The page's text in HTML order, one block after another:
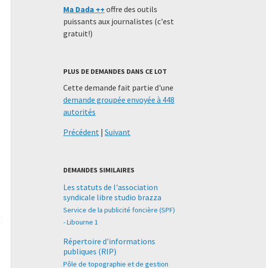
Ma Dada ++ offre des outils
puissants aux journalistes (c'est
gratuit!)
PLUS DE DEMANDES DANS CE LOT
Cette demande fait partie d'une
demande groupée envoyée à 448
autorités
Précédent | Suivant
DEMANDES SIMILAIRES
Les statuts de l'association
syndicale libre studio brazza
Service de la publicité foncière (SPF)
- Libourne 1
Répertoire d'informations
publiques (RIP)
Pôle de topographie et de gestion